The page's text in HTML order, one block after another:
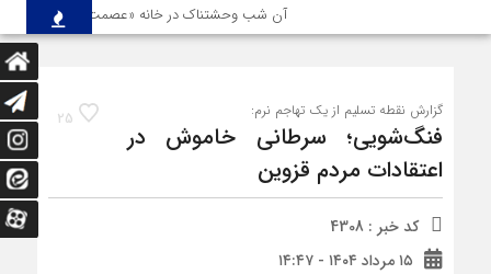
آن شب وحشتناک در خانه «عصمت» از
25 گزارش نقطه تسلیم از یک تهاجم نرم:
فنگ‌شویی؛ سرطانی خاموش در
اعتقادات مردم قزوین
کد خبر : 4308
۱۵ مرداد ۱۴۰۴ - ۱۴:۴۷